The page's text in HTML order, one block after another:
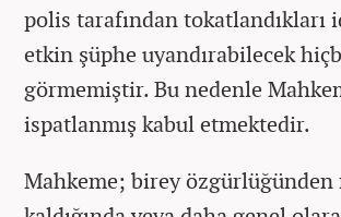
polis tarafından tokatlandıkları
etkin şüphe uyandırabilecek
görmemiştir. Bu nedenle
ispatlanmış kabul etmektedir.
Mahkeme; birey özgürlüğünden